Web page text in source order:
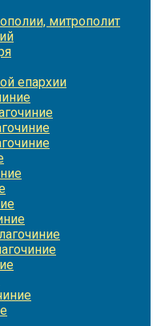
митрополит
епархии